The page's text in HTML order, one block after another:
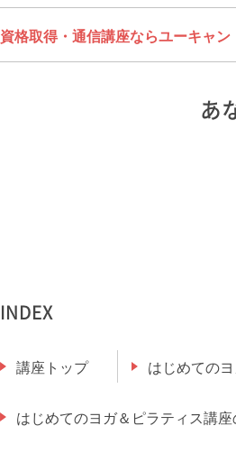
資格取得・通信講座ならユーキャン
あ
INDEX
講座トップ はじめての
はじめてのヨガ＆ピラティス講座